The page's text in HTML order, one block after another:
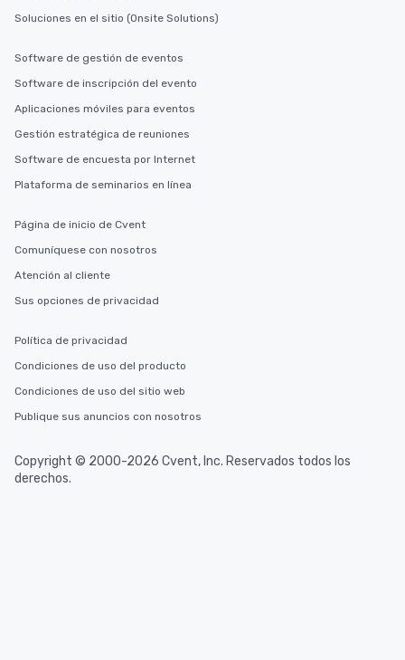
Soluciones en el sitio (Onsite Solutions)
Software de gestión de eventos
Software de inscripción del evento
Aplicaciones móviles para eventos
Gestión estratégica de reuniones
Software de encuesta por Internet
Plataforma de seminarios en línea
Página de inicio de Cvent
Comuníquese con nosotros
Atención al cliente
Sus opciones de privacidad
Política de privacidad
Condiciones de uso del producto
Condiciones de uso del sitio web
Publique sus anuncios con nosotros
Copyright © 2000-2026 Cvent, Inc. Reservados todos los
derechos.